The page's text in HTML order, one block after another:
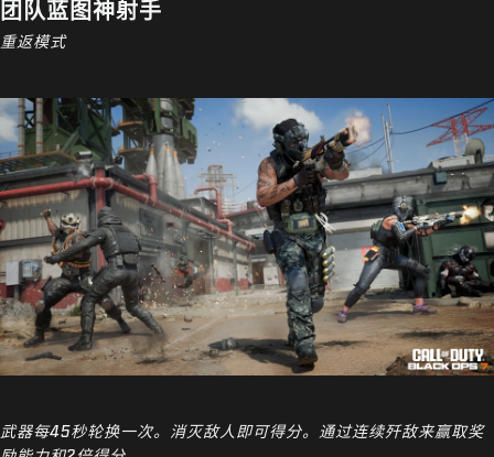
团队蓝图神射手
重返模式
武器每45秒轮换一次。消灭敌人即可得分。通过连续歼敌来赢取奖